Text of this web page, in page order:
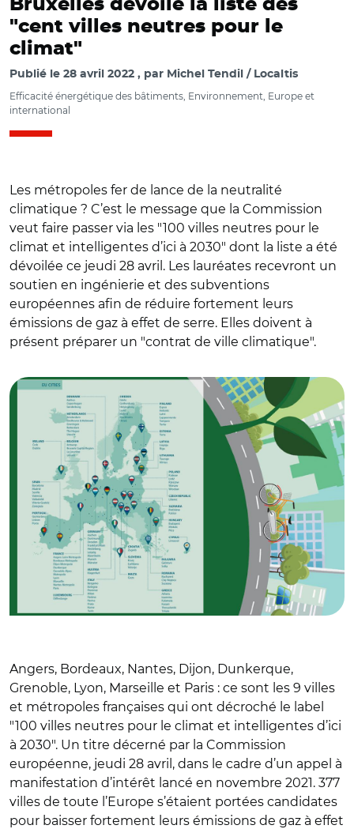
Bruxelles dévoile la liste des
"cent villes neutres pour le
climat"
Publié le 28 avril 2022 par Michel Tendil / Localtis
Efficacité énergétique des bâtiments, Environnement, Europe et
international
Les métropoles fer de lance de la neutralité
climatique ? C’est le message que la Commission
veut faire passer via les "100 villes neutres pour le
climat et intelligentes d’ici à 2030" dont la liste a été
dévoilée ce jeudi 28 avril. Les lauréates recevront un
soutien en ingénierie et des subventions
européennes afin de réduire fortement leurs
émissions de gaz à effet de serre. Elles doivent à
présent préparer un "contrat de ville climatique".
© European Union, 2022 et Adobe/ Cent villes neutres
Angers, Bordeaux, Nantes, Dijon, Dunkerque,
Grenoble, Lyon, Marseille et Paris : ce sont les 9 villes
et métropoles françaises qui ont décroché le label
"100 villes neutres pour le climat et intelligentes d’ici
à 2030". Un titre décerné par la Commission
européenne, jeudi 28 avril, dans le cadre d’un appel à
manifestation d’intérêt lancé en novembre 2021. 377
villes de toute l’Europe s’étaient portées candidates
pour baisser fortement leurs émissions de gaz à effet